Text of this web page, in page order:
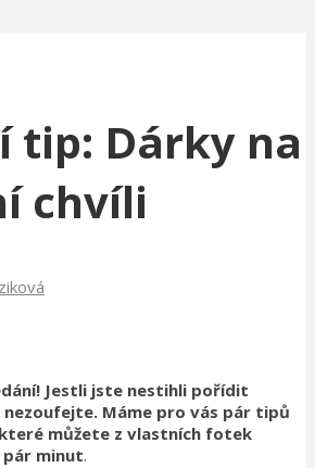
tip: Dárky na
chvíli
Jestli jste nestihli pořídit
nezoufejte. Máme pro vás pár tipů
můžete z vlastních fotek
minut.